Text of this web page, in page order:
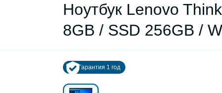
Ноутбук Lenovo
8GB / SSD 256GB /
Гарантия 1 год